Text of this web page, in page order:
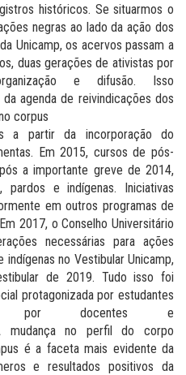
históricos. Se situarmos o
negras ao lado da ação dos
Unicamp, os acervos passam a
duas gerações de ativistas por
e difusão. Isso
agenda de reivindicações dos
corpus
a partir da incorporação do
Em 2015, cursos de pós-
a importante greve de 2014,
e indígenas. Iniciativas
em outros programas de
2017, o Conselho Universitário
necessárias para ações
no Vestibular Unicamp,
de 2019. Tudo isso foi
protagonizada por estudantes
por docentes e
mudança no perfil do corpo
é a faceta mais evidente da
e resultados positivos da